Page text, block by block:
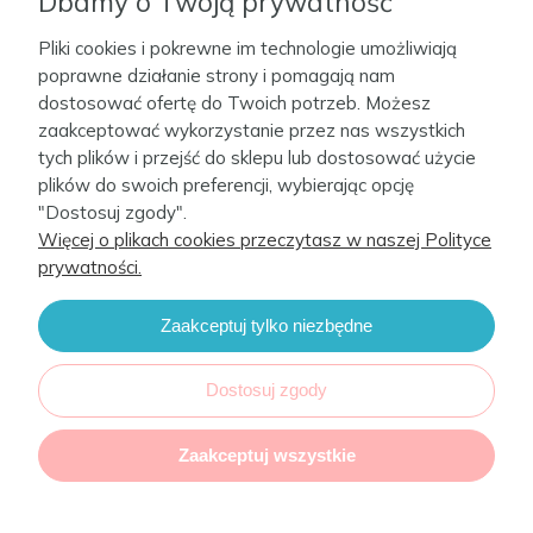
Moje konto
Firma
CebaBaby 2022. Sklep internetowy Shoper. Realizacja i wsparcie:
Pliki cookies i pokrewne im technologie umożliwiają
poprawne działanie strony i pomagają nam
dostosować ofertę do Twoich potrzeb. Możesz
zaakceptować wykorzystanie przez nas wszystkich
tych plików i przejść do sklepu lub dostosować użycie
plików do swoich preferencji, wybierając opcję
"Dostosuj zgody".
Więcej o plikach cookies przeczytasz w naszej Polityce
prywatności.
Zaakceptuj tylko niezbędne
Dostosuj zgody
Zaakceptuj wszystkie